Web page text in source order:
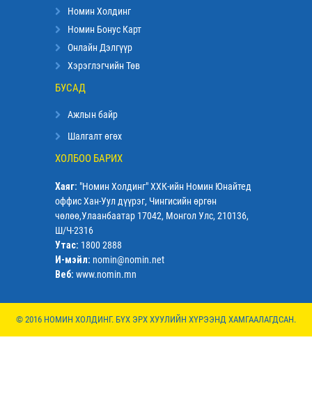
Номин Холдинг
Номин Бонус Карт
Онлайн Дэлгүүр
Хэрэглэгчийн Төв
БУСАД
Ажлын байр
Шалгалт өгөх
ХОЛБОО БАРИХ
Хаяг: "Номин Холдинг" ХХК-ийн Номин Юнайтед
оффис Хан-Уул дүүрэг, Чингисийн өргөн
чөлөө,Улаанбаатар 17042, Монгол Улс, 210136,
Ш/Ч-2316
Утас: 1800 2888
И-мэйл: nomin@nomin.net
Веб: www.nomin.mn
© 2016 НОМИН ХОЛДИНГ. БҮХ ЭРХ ХУУЛИЙН ХҮРЭЭНД ХАМГААЛАГДСАН.